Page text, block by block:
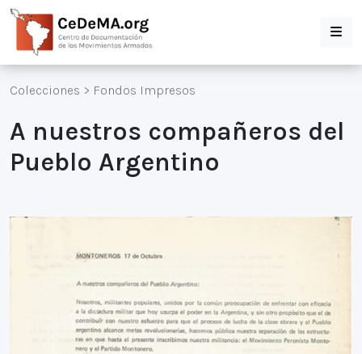
Colecciones > Fondos Impresos
A nuestros compañeros del
Pueblo Argentino